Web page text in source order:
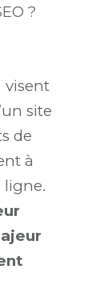
?
visent
site
de
à
ligne.